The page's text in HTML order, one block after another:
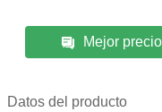
Mejor precio
Datos del producto